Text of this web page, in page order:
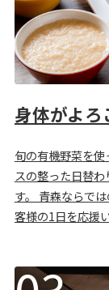
身体がよ
旬の有機野菜を
スの整った日替
す。 青森ならで
客様の1日を応援